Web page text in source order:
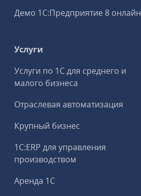
Демо 1С:Предприятие 8 онлайн
Услуги
Услуги по 1С для среднего и
малого бизнеса
Отраслевая автоматизация
Крупный бизнес
1С:ERP для управления
производством
Аренда 1С